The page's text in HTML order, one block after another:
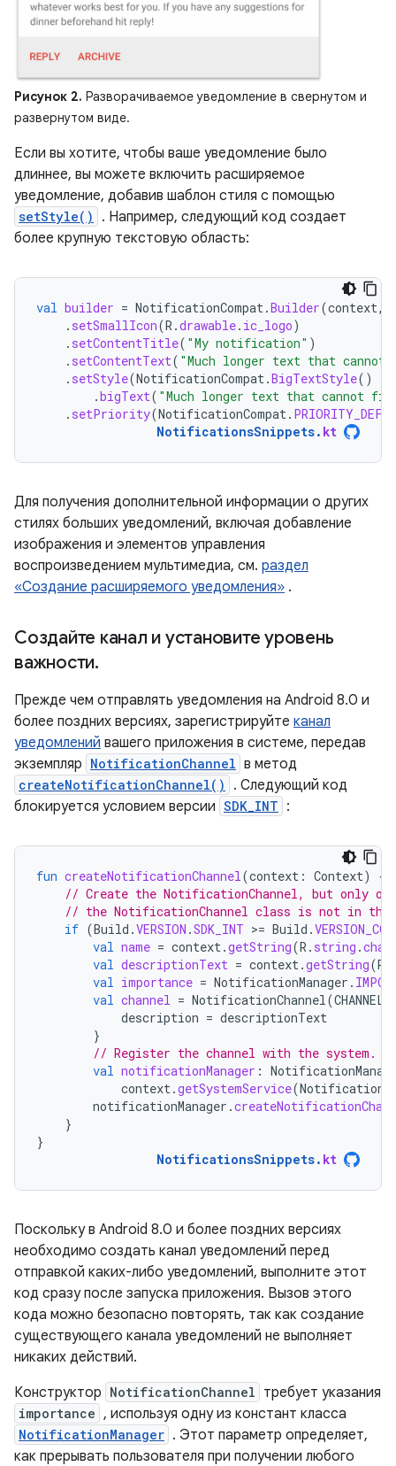
Рисунок 2. Разворачиваемое уведомление в свернутом и
развернутом виде.
Если вы хотите, чтобы ваше уведомление было
длиннее, вы можете включить расширяемое
уведомление, добавив шаблон стиля с помощью
setStyle()
. Например, следующий код создает
более крупную текстовую область:
val builder = NotificationCompat.Builder(context,
. setSmallIcon(R .drawable. ic_logo)
. setContentTitle( "My notification" )
. setContentText( "Much longer text that
. setStyle(NotificationCompat.BigTextStyle()
.bigText( "Much longer text that cannot
. setPriority(NotificationCompat.
NotificationsSnippets. kt
Для получения дополнительной информации о других
стилях больших уведомлений, включая добавление
изображения и элементов управления
воспроизведением мультимедиа, см. раздел
«Создание расширяемого уведомления» .
Создайте канал и установите уровень
важности.
Прежде чем отправлять уведомления на Android 8.0 и
более поздних версиях, зарегистрируйте канал
уведомлений вашего приложения в системе, передав
экземпляр NotificationChannel в метод
createNotificationChannel()
. Следующий код
блокируется условием версии SDK_INT :
fun createNotificationChannel(context : Context)
{
// Create the NotificationChannel, but only on
// the NotificationChannel class is not in the
if (Build .VERSION .SDK_INT >= Build .
val name = context.getString(R . string .
val descriptionText = context.getString(R
val importance = NotificationManager .
val channel = NotificationChannel(
description = descriptionText
}
// Register the channel with the system.
val notificationManager :
context.getSystemService(
notificationManager .
}
}
NotificationsSnippets. kt
Поскольку в Android 8.0 и более поздних версиях
необходимо создать канал уведомлений перед
отправкой каких-либо уведомлений, выполните этот
код сразу после запуска приложения. Вызов этого
кода можно безопасно повторять, так как создание
существующего канала уведомлений не выполняет
никаких действий.
Конструктор NotificationChannel требует указания
importance , используя одну из констант класса
NotificationManager . Этот параметр определяет,
как прерывать пользователя при получении любого